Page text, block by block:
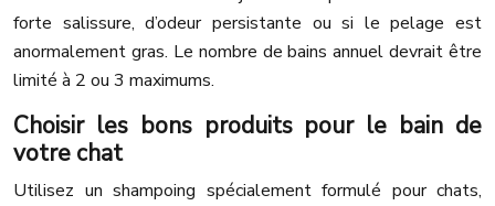
forte salissure, d’odeur persistante ou si le pelage est
anormalement gras. Le nombre de bains annuel devrait être
limité à 2 ou 3 maximums.
Choisir les bons produits pour le bain de
votre chat
Utilisez un shampoing spécialement formulé pour chats,